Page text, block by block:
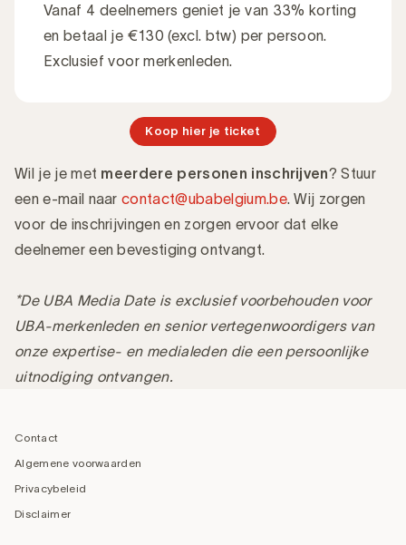
Vanaf 4 deelnemers geniet je van 33% korting
en betaal je €130 (excl. btw) per persoon.
Exclusief voor merkenleden.
Koop hier je ticket
Wil je je met meerdere personen inschrijven? Stuur
een e-mail naarcontact@ubabelgium.be. Wij zorgen
voor de inschrijvingen en zorgen ervoor dat elke
deelnemer een bevestiging ontvangt.
*De UBA Media Date is exclusief voorbehouden voor
UBA-merkenleden en senior vertegenwoordigers van
onze expertise- en medialeden die een persoonlijke
uitnodiging ontvangen.
Contact
Algemene voorwaarden
Privacybeleid
Disclaimer